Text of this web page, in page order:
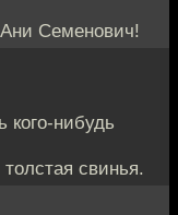
Семенович!
кого-нибудь
свинья.